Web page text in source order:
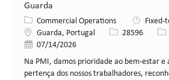
Guarda
Category
Commercial Operations
Fixed-
Location
Guarda, Portugal Job Id28596
Posted Date
07/14/2026
Na PMI, damos prioridade ao bem-estar e
pertença dos nossos trabalhadores,